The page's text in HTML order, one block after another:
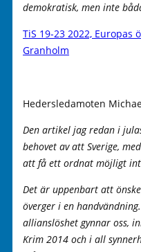
demokratisk, men inte
TiS 19-23 2022, Europas
Granholm
Hedersledamoten
Den artikel jag redan i
behovet av att Sverige,
att få ett ordnat möjligt
Det är uppenbart att
överger i en
allianslöshet gynnar oss,
Krim 2014 och i all